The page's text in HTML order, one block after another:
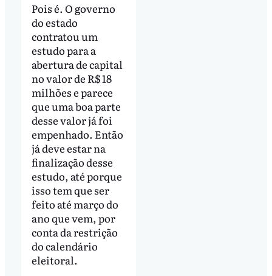
Pois é. O governo
do estado
contratou um
estudo para a
abertura de capital
no valor de R$ 18
milhões e parece
que uma boa parte
desse valor já foi
empenhado. Então
já deve estar na
finalização desse
estudo, até porque
isso tem que ser
feito até março do
ano que vem, por
conta da restrição
do calendário
eleitoral.